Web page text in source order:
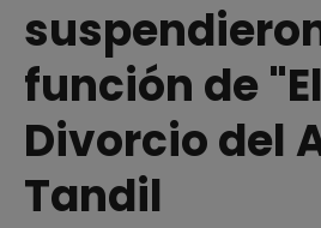
función de "El
Divorcio del
Tandil